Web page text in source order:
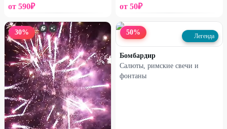
гипсофилой
3670₽ 1190₽
21% 27%
от 590₽ от 50₽
30% 50% Легенда
Бомбардир
Салюты, римские свечи и
фонтаны